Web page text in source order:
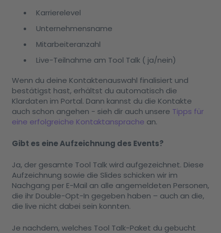
Karrierelevel
Unternehmensname
Mitarbeiteranzahl
Live-Teilnahme am Tool Talk ( ja/nein)
Wenn du deine Kontaktenauswahl finalisiert und
bestätigst hast, erhältst du automatisch die
Klardaten im Portal. Dann kannst du die Kontakte
auch schon angehen - sieh dir auch unsere Tipps für
eine erfolgreiche Kontaktansprache an.
Gibt es eine Aufzeichnung des Events?
Ja, der gesamte Tool Talk wird aufgezeichnet. Diese
Aufzeichnung sowie die Slides schicken wir im
Nachgang per E-Mail an alle angemeldeten Personen,
die ihr Double-Opt-In gegeben haben – auch an die,
die live nicht dabei sein konnten.
Je nachdem, welches Tool Talk-Paket du gebucht